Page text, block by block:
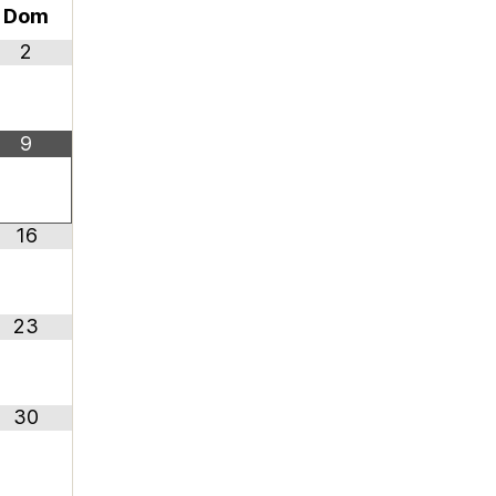
Dom
2
9
16
23
30